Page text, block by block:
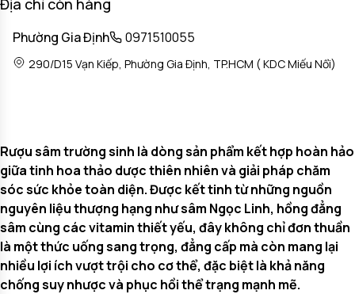
Phường Gia Định 0971510055
290/D15 Vạn Kiếp, Phường Gia Định, TP.HCM ( KDC Miếu Nổi)
Rượu sâm trường sinh là dòng sản phẩm kết hợp hoàn hảo
giữa tinh hoa thảo dược thiên nhiên và giải pháp chăm
sóc sức khỏe toàn diện. Được kết tinh từ những nguồn
nguyên liệu thượng hạng như sâm Ngọc Linh, hồng đẳng
sâm cùng các vitamin thiết yếu, đây không chỉ đơn thuần
là một thức uống sang trọng, đẳng cấp mà còn mang lại
nhiều lợi ích vượt trội cho cơ thể, đặc biệt là khả năng
chống suy nhược và phục hồi thể trạng mạnh mẽ.